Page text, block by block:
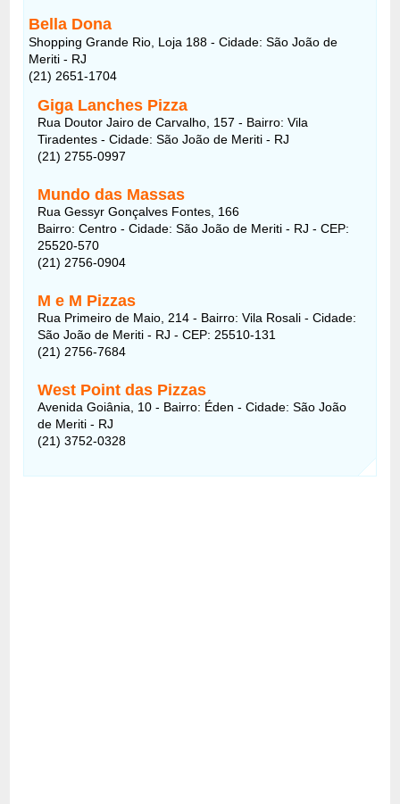
Bella Dona
Shopping Grande Rio, Loja 188 - Cidade: São João de
Meriti - RJ
(21) 2651-1704
Giga Lanches Pizza
Rua Doutor Jairo de Carvalho, 157 - Bairro: Vila
Tiradentes - Cidade: São João de Meriti - RJ
(21) 2755-0997
Mundo das Massas
Rua Gessyr Gonçalves Fontes, 166
Bairro: Centro - Cidade: São João de Meriti - RJ - CEP:
25520-570
(21) 2756-0904
M e M Pizzas
Rua Primeiro de Maio, 214 - Bairro: Vila Rosali - Cidade:
São João de Meriti - RJ - CEP: 25510-131
(21) 2756-7684
West Point das Pizzas
Avenida Goiânia, 10 - Bairro: Éden - Cidade: São João
de Meriti - RJ
(21) 3752-0328